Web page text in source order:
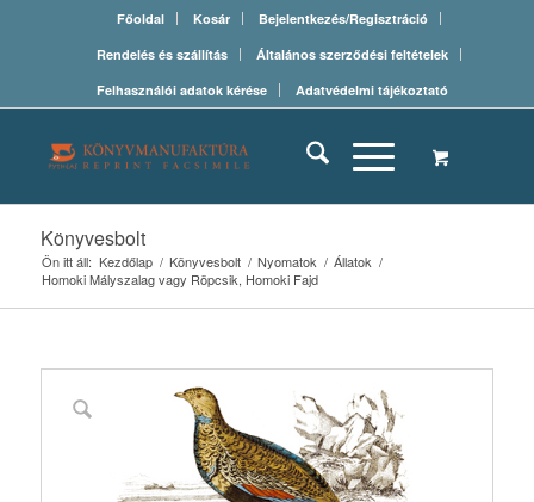
Főoldal Kosár
Bejelentkezés/Regisztráció
Rendelés és szállítás
Általános szerződési feltételek
Felhasználói adatok kérése
Adatvédelmi tájékoztató
Könyvesbolt
Ön itt áll: Kezdőlap / Könyvesbolt / Nyomatok / Állatok /
Homoki Mályszalag vagy Röpcsik, Homoki Fajd